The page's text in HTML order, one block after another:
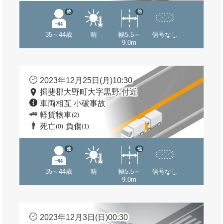
35～44歳
他
晴
幅5.5～
9.0m
他
信号なし
2023年12月25日(月)10:30
揖斐郡大野町大字黒野 付近
車両相互 小破事故
軽貨物車(2)
死亡(0) 負傷(1)
35～44歳
他
晴
幅5.5～
9.0m
他
信号なし
2023年12月3日(日)00:30